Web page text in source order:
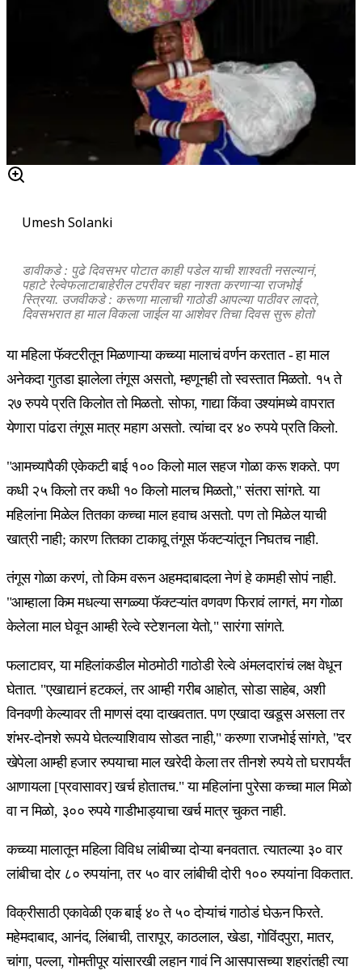
Umesh Solanki
डावीकडे : पुढे दिवसभर पोटात काही पडेल याची शाश्वती नसल्यानं,
पहाटे रेल्वेफलाटाबाहेरील टपरीवर चहा नाश्ता करणाऱ्या राजभोई
स्त्रिया. उजवीकडे : करूणा मालाची गाठोडी आपल्या पाठीवर लादते,
दिवसभरात हा माल विकला जाईल या आशेवर तिचा दिवस सुरू होतो
या महिला फॅक्टरीतून मिळणाऱ्या कच्च्या मालाचं वर्णन करतात - हा माल
अनेकदा गुतडा झालेला तंगूस असतो, म्हणूनही तो स्वस्तात मिळतो. १५ ते
२७ रुपये प्रति किलोत तो मिळतो. सोफा, गाद्या किंवा उश्यांमध्ये वापरात
येणारा पांढरा तंगूस मात्र महाग असतो. त्यांचा दर ४० रुपये प्रति किलो.
"आमच्यापैकी एकेकटी बाई १०० किलो माल सहज गोळा करू शकते. पण
कधी २५ किलो तर कधी १० किलो मालच मिळतो," संतरा सांगते. या
महिलांना मिळेल तितका कच्चा माल हवाच असतो. पण तो मिळेल याची
खात्री नाही; कारण तितका टाकावू तंगूस फॅक्टऱ्यांतून निघतच नाही.
तंगूस गोळा करणं, तो किम वरून अहमदाबादला नेणं हे कामही सोपं नाही.
"आम्हाला किम मधल्या सगळ्या फॅक्टऱ्यांत वणवण फिरावं लागतं, मग गोळा
केलेला माल घेवून आम्ही रेल्वे स्टेशनला येतो," सारंगा सांगते.
फलाटावर, या महिलांकडील मोठमोठी गाठोडी रेल्वे अंमलदारांचं लक्ष वेधून
घेतात. "एखाद्यानं हटकलं, तर आम्ही गरीब आहोत, सोडा साहेब, अशी
विनवणी केल्यावर ती माणसं दया दाखवतात. पण एखादा खडूस असला तर
शंभर-दोनशे रूपये घेतल्याशिवाय सोडत नाही," करुणा राजभोई सांगते, "दर
खेपेला आम्ही हजार रुपयाचा माल खरेदी केला तर तीनशे रुपये तो घरापर्यंत
आणायला [प्रवासावर] खर्च होतातच." या महिलांना पुरेसा कच्चा माल मिळो
वा न मिळो, ३०० रुपये गाडीभाड्याचा खर्च मात्र चुकत नाही.
कच्च्या मालातून महिला विविध लांबीच्या दोऱ्या बनवतात. त्यातल्या ३० वार
लांबीचा दोर ८० रुपयांना, तर ५० वार लांबीची दोरी १०० रुपयांना विकतात.
विक्रीसाठी एकावेळी एक बाई ४० ते ५० दोऱ्यांचं गाठोडं घेऊन फिरते.
महेमदाबाद, आनंद, लिंबाची, तारापूर, काठलाल, खेडा, गोविंदपुरा, मातर,
चांगा, पल्ला, गोमतीपूर यांसारखी लहान गावं नि आसपासच्या शहरांतही त्या